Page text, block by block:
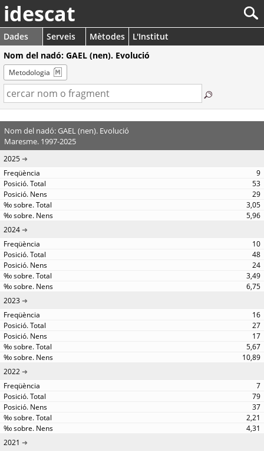
idescat
Dades Serveis Mètodes
L'Institut
Nom del nadó: GAEL (nen). Evolució
Metodologia
Nom del nadó: GAEL (nen). Evolució
Maresme. 1997-2025
2025
9
53
29
3,05
5,96
2024
10
48
24
3,49
6,75
2023
16
27
17
5,67
10,89
2022
7
79
37
2,21
4,31
2021